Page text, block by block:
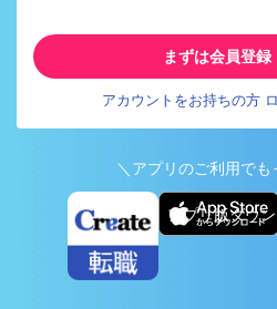
まずは会員登録
アカウントをお持ちの方
＼アプリのご利用でも
アプリ版ダウ